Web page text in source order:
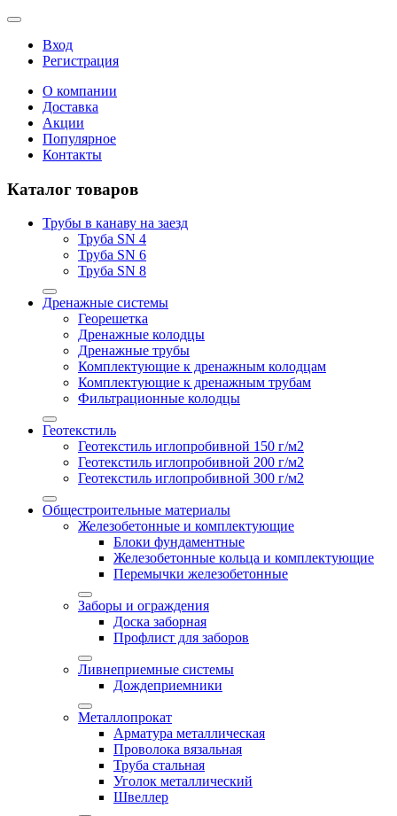
Вход
Регистрация
О компании
Доставка
Акции
Популярное
Контакты
Каталог товаров
Трубы в канаву на заезд
Труба SN 4
Труба SN 6
Труба SN 8
Дренажные системы
Георешетка
Дренажные колодцы
Дренажные трубы
Комплектующие к дренажным колодцам
Комплектующие к дренажным трубам
Фильтрационные колодцы
Геотекстиль
Геотекстиль иглопробивной 150 г/м2
Геотекстиль иглопробивной 200 г/м2
Геотекстиль иглопробивной 300 г/м2
Общестроительные материалы
Железобетонные и комплектующие
Блоки фундаментные
Железобетонные кольца и комплектующие
Перемычки железобетонные
Заборы и ограждения
Доска заборная
Профлист для заборов
Ливнеприемные системы
Дождеприемники
Металлопрокат
Арматура металлическая
Проволока вязальная
Труба стальная
Уголок металлический
Швеллер